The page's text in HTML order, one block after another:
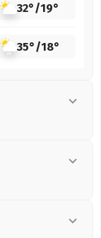
32°/19°
35°/18°